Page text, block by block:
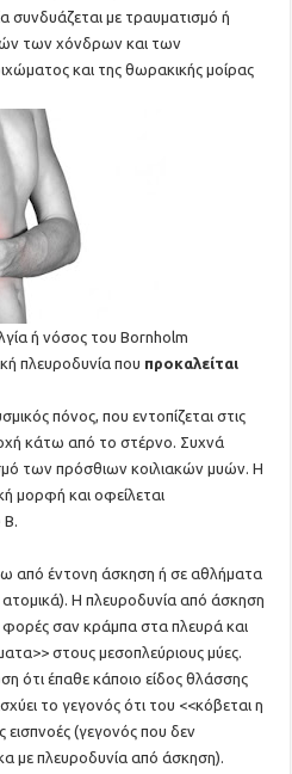
συνδυάζεται με τραυματισμό ή
των χόνδρων και των
και της θωρακικής μοίρας
ή νόσος του Bornholm
πλευροδυνία που προκαλείται
πόνος, που εντοπίζεται στις
κάτω από το στέρνο. Συχνά
των πρόσθιων κοιλιακών μυών. Η
μορφή και οφείλεται
B.
από έντονη άσκηση ή σε αθλήματα
Η πλευροδυνία από άσκηση
φορές σαν κράμπα στα πλευρά και
στους μεσοπλεύριους μύες.
ότι έπαθε κάποιο είδος θλάσσης
το γεγονός ότι του <<κόβεται η
εισπνοές (γεγονός που δεν
με πλευροδυνία από άσκηση).